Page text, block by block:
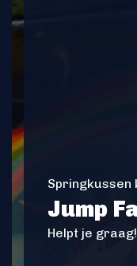
Springkussen
Jump
Helpt je graag!